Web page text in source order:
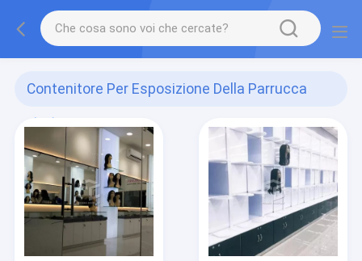
Contenitore Per Esposizione Della Parrucca
(12)